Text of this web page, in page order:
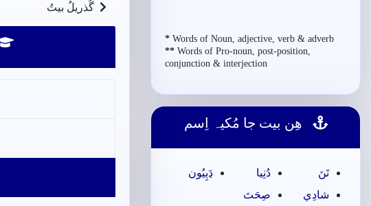
* Words of Noun, adjective, verb & adverb
** Words of Pro-noun, post-position,
conjunction & interjection
ھِن بيت جا مُکيہ اِسم
تَنَ دُنِيا
ڍَٻِيُون
شادِي
صِحَتَ
گُذريلُ بيتُ